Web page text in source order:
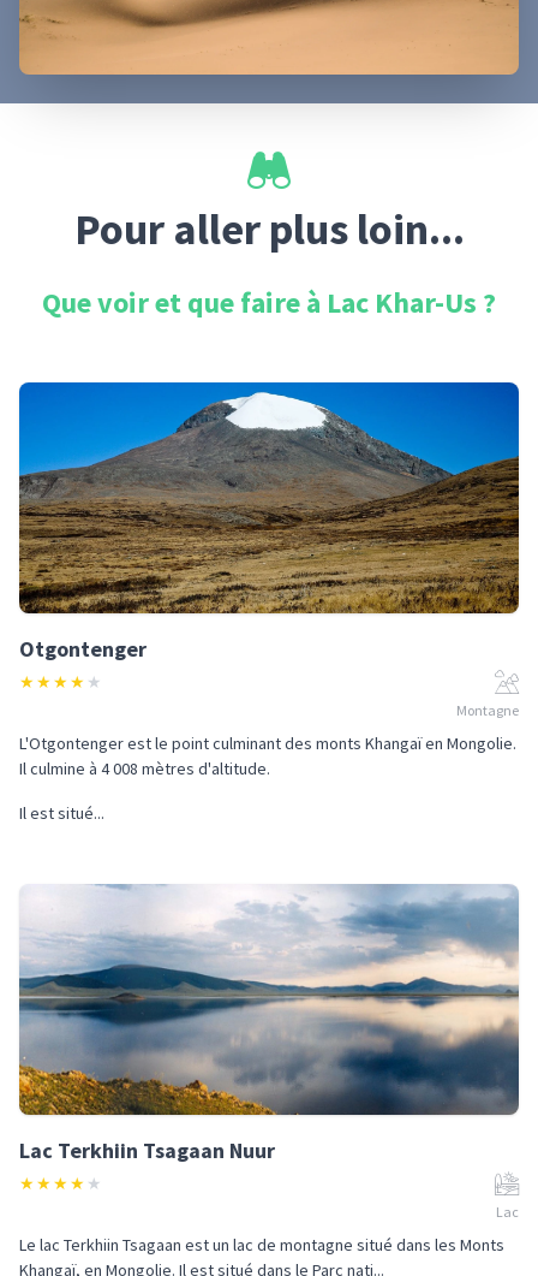
Pour aller plus loin...
Que voir et que faire à Lac Khar-Us ?
Otgontenger
★★★★ ★
Montagne
L'Otgontenger est le point culminant des monts Khangaï en Mongolie.
Il culmine à 4 008 mètres d'altitude.
Il est situé...
Lac Terkhiin Tsagaan Nuur
★★★★ ★
Lac
Le lac Terkhiin Tsagaan est un lac de montagne situé dans les Monts
Khangaï, en Mongolie. Il est situé dans le Parc nati...